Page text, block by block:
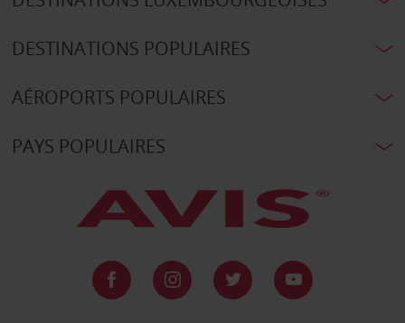
DESTINATIONS POPULAIRES
AÉROPORTS POPULAIRES
PAYS POPULAIRES